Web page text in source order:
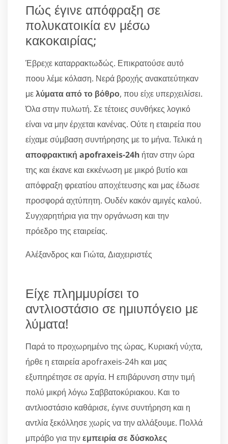
Πώς έγινε απόφραξη σε
πολυκατοικία εν μέσω
κακοκαιρίας;
Έβρεχε καταρρακτωδώς. Επικρατούσε αυτό
ποου λέμε κόλαση. Νερά βροχής ανακατεύτηκαν
μελύματα από το βόθρο, που είχε υπερχειλίσει.
Όλα στην πυλωτή. Σε τέτοιες συνθήκες λογικό
είναι να μην έρχεται κανένας. Ούτε η εταιρεία που
είχαμε σύμβαση συντήρησης με το μήνα. Τελικά η
αποφρακτική apofraxeis-24h ήταν στην ώρα
της και έκανε και εκκένωση με μικρό βυτίο και
απόφραξη φρεατίου αποχέτευσης και μας έδωσε
προσφορά αχτύπητη. Ουδέν κακόν αμιγές καλού.
Συγχαρητήρια για την οργάνωση και την
πρόεδρο της εταιρείας.
Αλέξανδρος και Γιώτα, Διαχειριστές
Είχε πλημμυρίσει το
αντλιοστάσιο σε ημιυπόγειο με
λύματα!
Παρά το προχωρημένο της ώρας, Κυριακή νύχτα,
ήρθε η εταιρεία apofraxeis-24h και μας
εξυπηρέτησε σε αργία. Η επιβάρυνση στην τιμή
πολύ μικρή λόγω Σαββατοκύριακου. Και το
αντλιοστάσιο καθάρισε, έγινε συντήρηση και η
αντλία ξεκόλλησε χωρίς να την αλλάξουμε. Πολλά
μπράβο για τηνεμπειρία σε δύσκολες